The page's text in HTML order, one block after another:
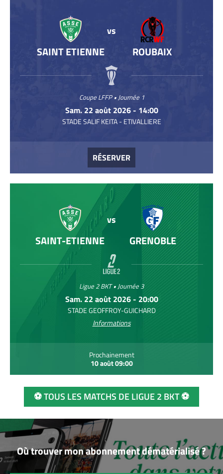
SAINT ETIENNE
vs
ROUBAIX
Coupe LFFP • Journée 1
Sam. 22 août 2026 - 14:00
STADE SALIF KEITA - ETIVALLIERE
RÉSERVER
SAINT-ETIENNE
vs
GRENOBLE
Ligue 2 BKT • Journée 3
Sam. 22 août 2026 - 20:00
STADE GEOFFROY-GUICHARD
Informations
Prochainement
10 août 09:00
⚽ TOUS LES MATCHS DE LIGUE 2 BKT ⚽
Où trouver mon abonnement dématérialisé ?